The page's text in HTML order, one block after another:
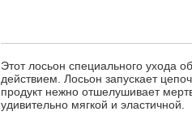
Этот лосьон специального
действием. Лосьон запускает
продукт нежно отшелушивает
удивительно мягкой и эластичной.